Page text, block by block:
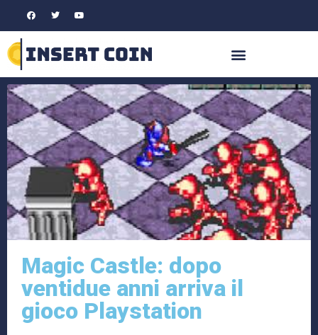
Magic Castle: dopo
ventidue anni arriva il
gioco Playstation